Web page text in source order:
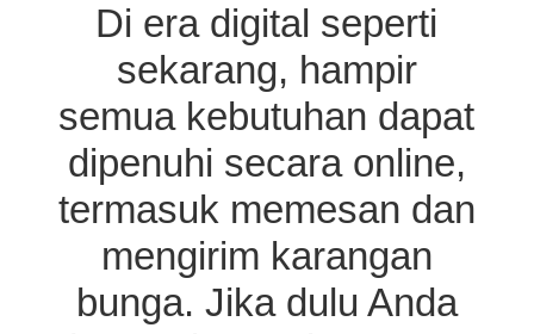
Di era digital seperti
sekarang, hampir
semua kebutuhan dapat
dipenuhi secara online,
termasuk memesan dan
mengirim karangan
bunga. Jika dulu Anda